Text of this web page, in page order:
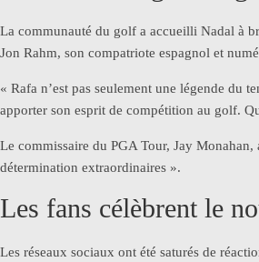
La communauté du golf a accueilli Nadal à
Jon Rahm, son compatriote espagnol et
« Rafa n’est pas seulement une légende du
apporter son esprit de compétition au golf.
Le commissaire du PGA Tour, Jay
détermination extraordinaires ».
Les fans célèbrent le
Les réseaux sociaux ont été saturés de